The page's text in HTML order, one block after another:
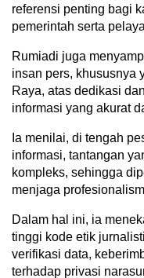
referensi penting bagi
pemerintah serta
Rumiadi juga
insan pers, khususnya
Raya, atas dedikasi
informasi yang akurat
Ia menilai, di tengah
informasi, tantangan
kompleks, sehingga
menjaga
Dalam hal ini, ia
tinggi kode etik
verifikasi data,
terhadap privasi